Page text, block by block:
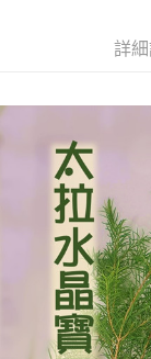
每筆NT$80，滿
每筆NT$80，滿
付款後門市自取
免運費
詳